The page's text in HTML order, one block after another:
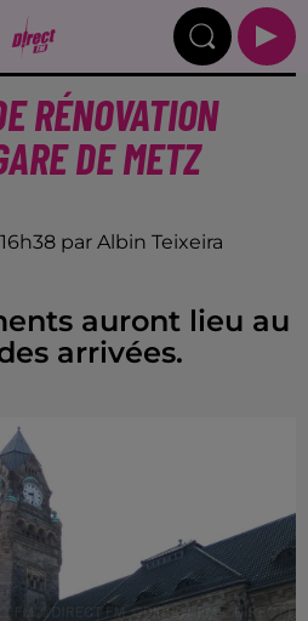
RÉNOVATION
DE METZ
par Albin Teixeira
auront lieu au
arrivées.